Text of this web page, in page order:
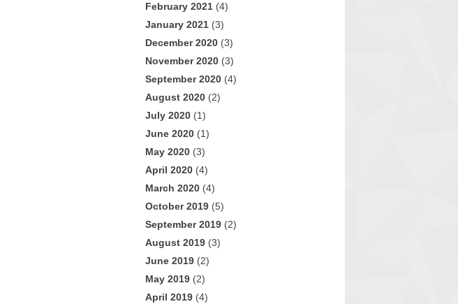
February 2021 (4)
January 2021 (3)
December 2020 (3)
November 2020 (3)
September 2020 (4)
August 2020 (2)
July 2020 (1)
June 2020 (1)
May 2020 (3)
April 2020 (4)
March 2020 (4)
October 2019 (5)
September 2019 (2)
August 2019 (3)
June 2019 (2)
May 2019 (2)
April 2019 (4)